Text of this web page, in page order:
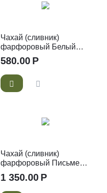
Чахай (сливник)
фарфоровый Белый
Глянец 160 мл
580.00 Р
Чахай (сливник)
фарфоровый Письмена
130 мл
1 350.00 Р